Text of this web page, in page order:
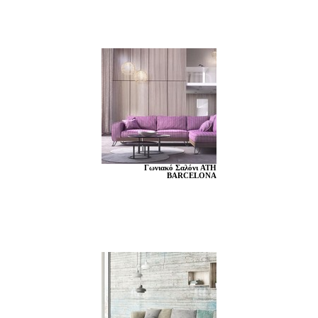
Γωνιακό Σαλόνι ATH
BARCELONA